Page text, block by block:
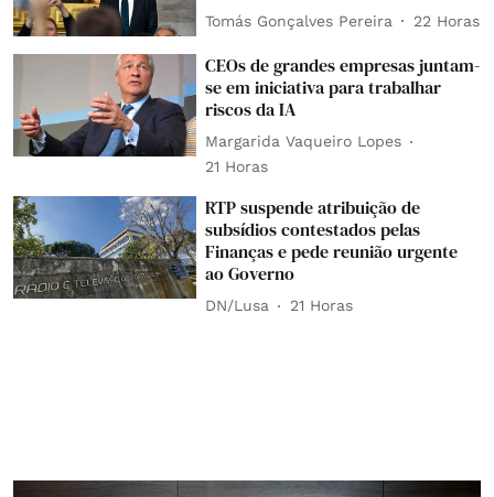
Tomás Gonçalves Pereira 22 Horas
CEOs de grandes empresas juntam-
se em iniciativa para trabalhar
riscos da IA
Margarida Vaqueiro Lopes
21 Horas
RTP suspende atribuição de
subsídios contestados pelas
Finanças e pede reunião urgente
ao Governo
DN/Lusa 21 Horas